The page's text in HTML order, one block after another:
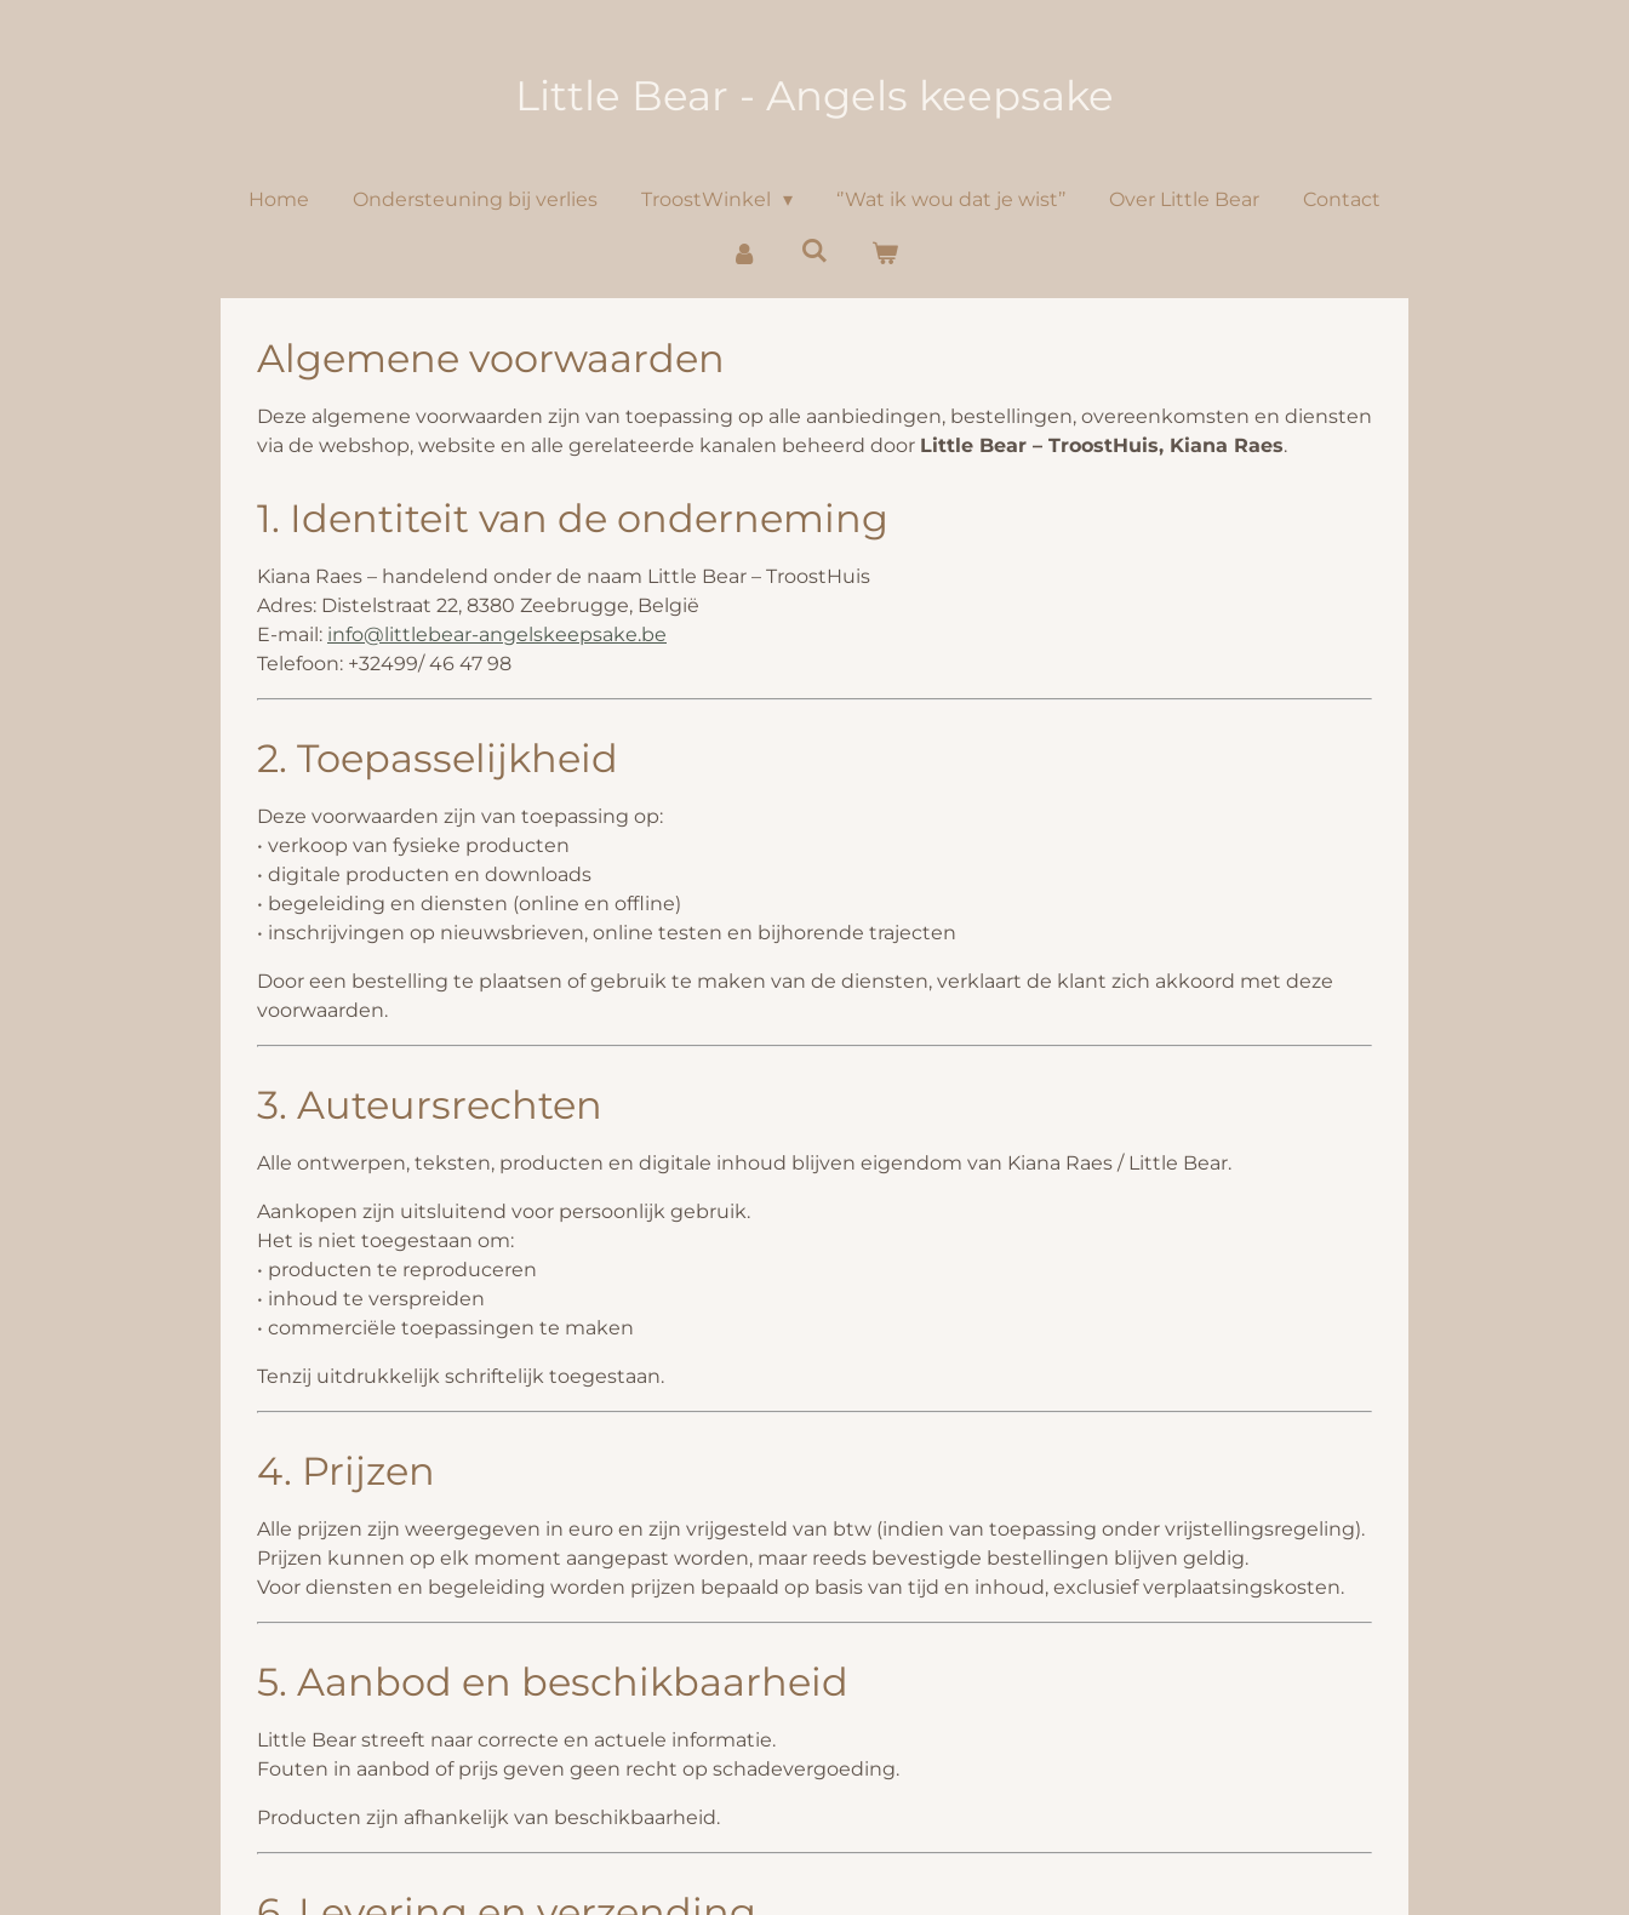
Little Bear - Angels keepsake
Home Ondersteuning bij verlies TroostWinkel ‘’Wat ik wou dat je wist’’ Over Little Bear Contact
Algemene voorwaarden
Deze algemene voorwaarden zijn van toepassing op alle aanbiedingen, bestellingen, overeenkomsten en diensten
via de webshop, website en alle gerelateerde kanalen beheerd door Little Bear – TroostHuis, Kiana Raes.
1. Identiteit van de onderneming
Kiana Raes – handelend onder de naam Little Bear – TroostHuis
Adres: Distelstraat 22, 8380 Zeebrugge, België
E-mail: info@littlebear-angelskeepsake.be
Telefoon: +32499/ 46 47 98
2. Toepasselijkheid
Deze voorwaarden zijn van toepassing op:
• verkoop van fysieke producten
• digitale producten en downloads
• begeleiding en diensten (online en offline)
• inschrijvingen op nieuwsbrieven, online testen en bijhorende trajecten
Door een bestelling te plaatsen of gebruik te maken van de diensten, verklaart de klant zich akkoord met deze
voorwaarden.
3. Auteursrechten
Alle ontwerpen, teksten, producten en digitale inhoud blijven eigendom van Kiana Raes / Little Bear.
Aankopen zijn uitsluitend voor persoonlijk gebruik.
Het is niet toegestaan om:
• producten te reproduceren
• inhoud te verspreiden
• commerciële toepassingen te maken
Tenzij uitdrukkelijk schriftelijk toegestaan.
4. Prijzen
Alle prijzen zijn weergegeven in euro en zijn vrijgesteld van btw (indien van toepassing onder vrijstellingsregeling).
Prijzen kunnen op elk moment aangepast worden, maar reeds bevestigde bestellingen blijven geldig.
Voor diensten en begeleiding worden prijzen bepaald op basis van tijd en inhoud, exclusief verplaatsingskosten.
5. Aanbod en beschikbaarheid
Little Bear streeft naar correcte en actuele informatie.
Fouten in aanbod of prijs geven geen recht op schadevergoeding.
Producten zijn afhankelijk van beschikbaarheid.